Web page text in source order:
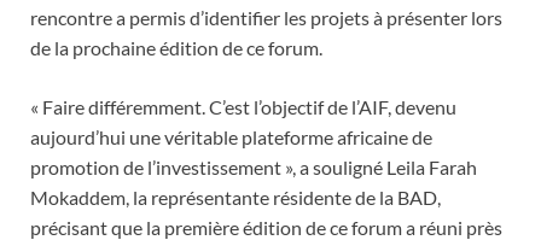
rencontre a permis d’identifier les projets à présenter lors
de la prochaine édition de ce forum.
« Faire différemment. C’est l’objectif de l’AIF, devenu
aujourd’hui une véritable plateforme africaine de
promotion de l’investissement », a souligné Leila Farah
Mokaddem, la représentante résidente de la BAD,
précisant que la première édition de ce forum a réuni près